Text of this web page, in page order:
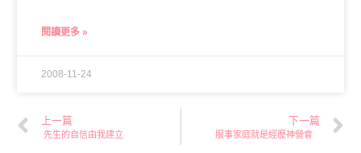
閱讀更多 »
2008-11-24
上一篇
先生的自信由我建立
下一篇
服事家庭就是經歷神營會